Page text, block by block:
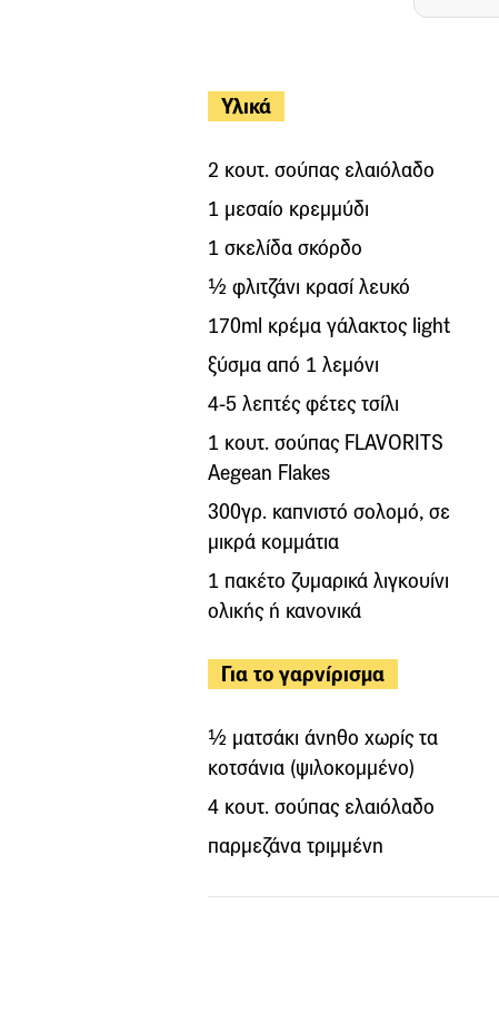
Υλικά
2 κουτ. σούπας ελαιόλαδο
1 μεσαίο κρεμμύδι
1 σκελίδα σκόρδο
½ φλιτζάνι κρασί λευκό
170ml κρέμα γάλακτος light
ξύσμα από 1 λεμόνι
4-5 λεπτές φέτες τσίλι
1 κουτ. σούπας FLAVORITS
Aegean Flakes
300γρ. καπνιστό σολομό, σε
μικρά κομμάτια
1 πακέτο ζυμαρικά λιγκουίνι
ολικής ή κανονικά
Για το γαρνίρισμα
½ ματσάκι άνηθο χωρίς τα
κοτσάνια (ψιλοκομμένο)
4 κουτ. σούπας ελαιόλαδο
παρμεζάνα τριμμένη